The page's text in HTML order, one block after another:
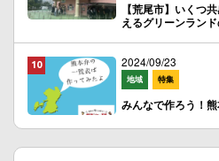
【荒尾市】いくつ
えるグリーンラン
2024/09/23
地域 特集
みんなで作ろう！